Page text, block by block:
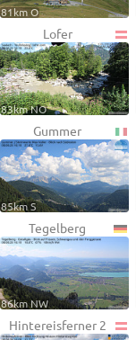
81km O
Lofer
83km NO
Gummer
85km S
Tegelberg
86km NW
Hintereisferner 2